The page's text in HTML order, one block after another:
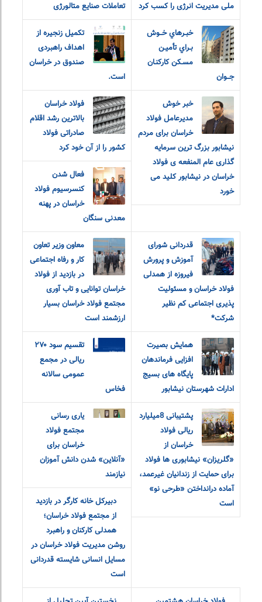
ملی مدیریت انرژی را کسب کرد
تعاملات صنایع متالورژی
خبـرهاي خــوش
بـراي تأميـن
مسـکن کارکنـان
جــوان
تکمیل زنجیره از
اهداف راهبردی
صندوق در خراسان
است.
خبر خوش
مدیرعامل فولاد
خراسان برای مردم
نیشابور بزرگ ترین سرمایه
گذاری عام المنفعه ی فولاد
خراسان در نیشابور کلید می
خورد
فولاد خراسان
بالاترین رشد اقلام
صادراتی فولاد
کشور را از آن خود کرد
فعال شدن
کنسرسیوم فولاد
خراسان در پهنه
معدنی سنگان
قدردانی شورای
آموزش و‌ پرورش
فیروزه از همدلی
فولاد خراسان و مسئولیت
پذیری اجتماعی کم نظیر
شرکت*
معاون وزیر تعاون
کار و رفاه اجتماعی
در بازدید از فولاد
خراسان توانایی و تاب آوری
مجتمع فولاد خراسان بسیار
ارزشمند است
همایش بصیرت
افزایی فرماندهان
پایگاه های بسیج
ادارات شهرستان نیشابور
تقسیم سود ۲۷۰
ریالی در مجمع
عمومی سالانه
فخاس
پشتیبانی 8میلیارد
ریالی فولاد
خراسان از
«گلریزان» نیشابوری ها فولاد
برای حمایت از زندانیان غیرعمد،
آماده درانداختن «طرحی نو»
است
یاری رسانی
مجتمع فولاد
خراسان برای
«آنلاین» شدن دانش آموزان
نیازمند
دبیرکل خانه کارگر در بازدید
از مجتمع فولاد خراسان؛
همدلی کارکنان و راهبرد
روشن مدیریت فولاد خراسان در
مسایل انسانی شایسته قدردانی
است